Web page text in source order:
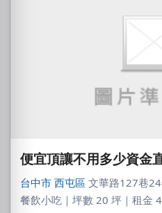
便宜頂讓不用多少資金
台中市 西屯區 文華路127巷
餐飲小吃｜坪數 20 坪｜租金